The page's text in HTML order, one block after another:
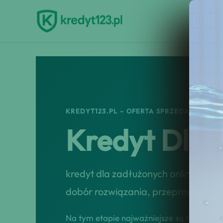
KREDYT123.PL – OFERTA SPRZEDAŻOWA
Kredyt Dla
kredyt dla zadłużonych online to
dobór rozwiązania,
Na tym etapie najważniejsze są tempo,